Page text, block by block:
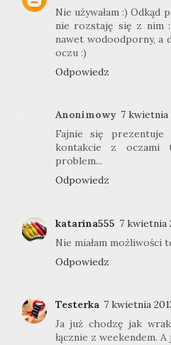
Nie używałam :) Odkąd
nie rozstaję się z nim
nawet wodoodporny, a
oczu :)
Odpowiedz
Anonimowy 7 kwietnia
Fajnie się
kontakcie z oczami
problem...
Odpowiedz
katarina555 7 kwietnia
Nie miałam możliwości
Odpowiedz
Testerka 7 kwietnia
Ja już chodzę jak
łącznie z weekendem.